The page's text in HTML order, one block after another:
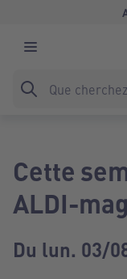
Cette
ALDI-
Du lun. 03/